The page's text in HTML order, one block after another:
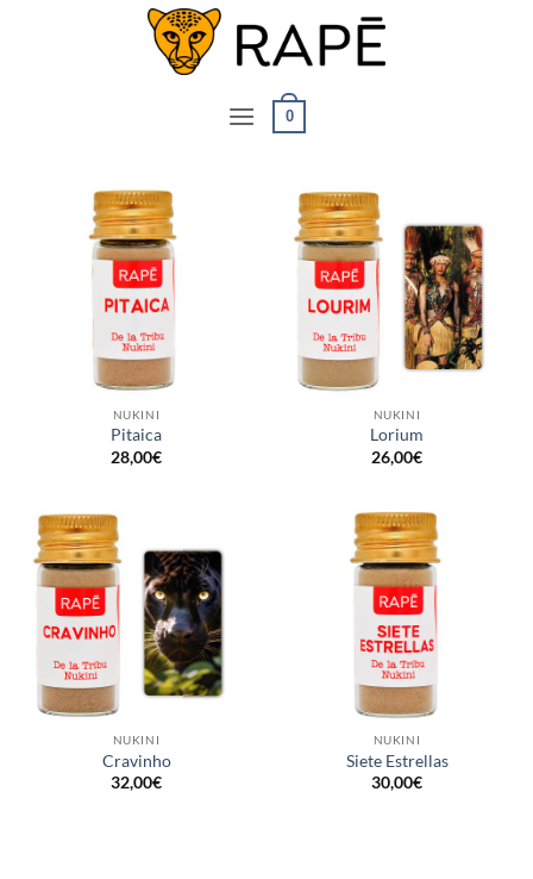
0
NUKINI
Pitaica
28,00€
NUKINI
Lorium
26,00€
NUKINI
Cravinho
32,00€
NUKINI
Siete Estrellas
30,00€